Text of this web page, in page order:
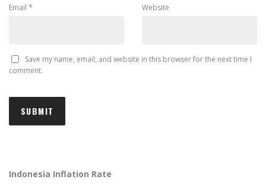
Email * Website
Save my name, email, and website in this browser for the next time I
comment.
Indonesia Inflation Rate